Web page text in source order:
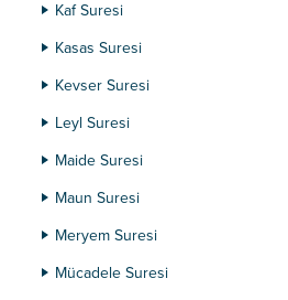
Kaf Suresi
Kasas Suresi
Kevser Suresi
Leyl Suresi
Maide Suresi
Maun Suresi
Meryem Suresi
Mücadele Suresi